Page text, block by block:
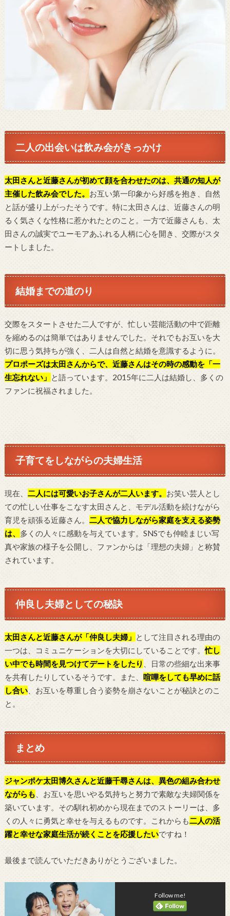
二人の出会いは飲み会がきっかけ
太田さんと近藤さんが初めて顔を合わせたのは、共通の知人が
主催した飲み会でした。 お互い第一印象から好感を抱き、自然
と話が盛り上がったそうです。特に太田さんは、近藤さんの明
るく気さくな性格に惹かれたとのこと。一方で近藤さんも、太
田さんの誠実でユーモアあふれる人柄に心を開き、交際がスタ
ートしました。
結婚までの道のり
交際をスタートさせた二人ですが、忙しい芸能活動の中で距離
を縮めるのは簡単ではありませんでした。それでもお互いを大
切に思う気持ちが強く、二人は自然と結婚を意識するように。
プロポーズは太田さんからで、近藤さんはその時の感動を「一
生忘れない」 と語っています。2015年に二人は結婚し、多くの
ファンに祝福されました。
子育てをしながらの夫婦生活
現在、 二人には可愛いお子さんが二人います。 お笑い芸人とし
ての忙しい仕事をこなす太田さんと、モデル活動を続けながら
育児を頑張る近藤さん。 二人で協力しながら家庭を支える姿勢
は、 多くの人々に感動を与えています。SNSでも仲睦まじい写
真や家族の様子を公開し、ファンからは「理想の夫婦」と称賛
されています。
仲良し夫婦としての秘訣
太田さんと近藤さんが「仲良し夫婦」 として注目される理由の
一つは、コミュニケーションを大切にしていることです。忙し
い中でも時間を見つけてデートをしたり
、日常の些細な出来事
を共有したりしているそうです。また、 喧嘩をしても早めに話
し合い、お互いを尊重し合う姿勢を崩さないことが秘訣とのこ
と。
まとめ
ジャンポケ太田博久さんと近藤千尋さんは、異色の組み合わせ
ながらも 、お互いを思いやる気持ちと努力で素敵な夫婦関係を
築いています。その馴れ初めから現在までのストーリーは、多
くの人々に勇気と幸せを与えるものです。これからも二人の活
躍と幸せな家庭生活が続くことを応援したいですね！
最後まで読んでいただきありがとうございました。
Follow me!